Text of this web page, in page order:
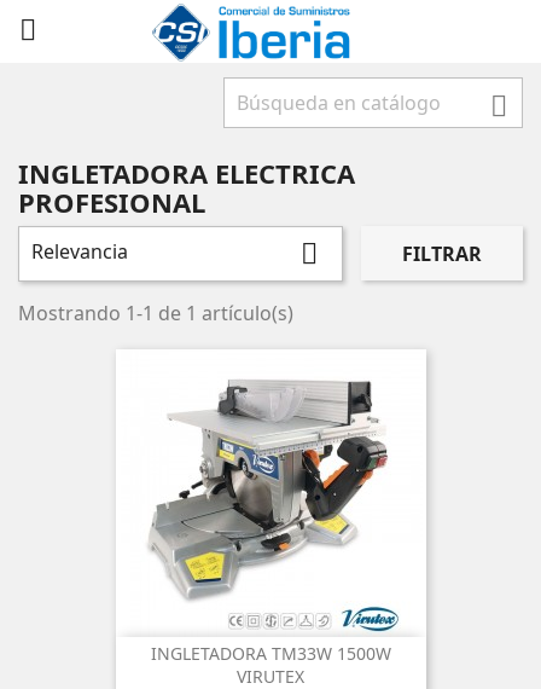


INGLETADORA ELECTRICA
PROFESIONAL
Relevancia  FILTRAR
Mostrando 1-1 de 1 artículo(s)
INGLETADORA TM33W 1500W
VIRUTEX